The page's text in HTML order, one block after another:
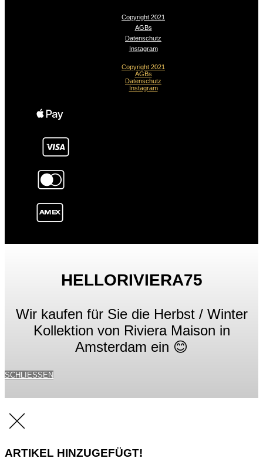
Copyright 2021
AGBs
Datenschutz
Instagram
Copyright 2021
AGBs
Datenschutz
Instagram
HELLORIVIERA75
Wir kaufen für Sie die Herbst / Winter
Kollektion von Riviera Maison in
Amsterdam ein 😊
SCHLIESSEN
ARTIKEL HINZUGEFÜGT!